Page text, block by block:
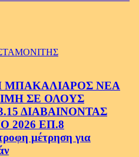
ΝΕΑ
ΣΕ ΟΛΟΥΣ
ΔΙΑΒΑΙΝΟΝΤΑΣ
2026 ΕΠ.8
μέτρηση για